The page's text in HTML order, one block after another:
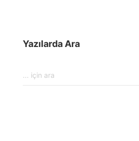
Yazılarda Ara